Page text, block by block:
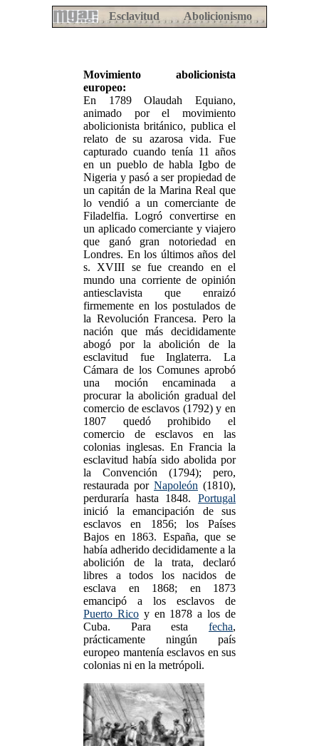
Esclavitud Abolicionismo
Movimiento abolicionista
europeo:
En 1789 Olaudah Equiano,
animado por el movimiento
abolicionista británico, publica el
relato de su azarosa vida. Fue
capturado cuando tenía 11 años
en un pueblo de habla Igbo de
Nigeria y pasó a ser propiedad de
un capitán de la Marina Real que
lo vendió a un comerciante de
Filadelfia. Logró convertirse en
un aplicado comerciante y viajero
que ganó gran notoriedad en
Londres. En los últimos años del
s. XVIII se fue creando en el
mundo una corriente de opinión
antiesclavista que enraizó
firmemente en los postulados de
la Revolución Francesa. Pero la
nación que más decididamente
abogó por la abolición de la
esclavitud fue Inglaterra. La
Cámara de los Comunes aprobó
una moción encaminada a
procurar la abolición gradual del
comercio de esclavos (1792) y en
1807 quedó prohibido el
comercio de esclavos en las
colonias inglesas. En Francia la
esclavitud había sido abolida por
la Convención (1794); pero,
restaurada por Napoleón (1810),
perduraría hasta 1848. Portugal
inició la emancipación de sus
esclavos en 1856; los Países
Bajos en 1863. España, que se
había adherido decididamente a la
abolición de la trata, declaró
libres a todos los nacidos de
esclava en 1868; en 1873
emancipó a los esclavos de
Puerto Ricoy en 1878 a los de
Cuba. Para esta fecha,
prácticamente ningún país
europeo mantenía esclavos en sus
colonias ni en la metrópoli.